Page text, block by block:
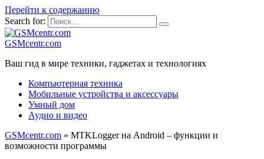
Перейти к содержанию
Search for:
GSMcentr.com
Ваш гид в мире техники, гаджетах и технологиях
Компьютерная техника
Мобильные устройства и аксессуары
Умный дом
Аудио и видео
GSMcentr.com » MTKLogger на Android – функции и
возможности программы